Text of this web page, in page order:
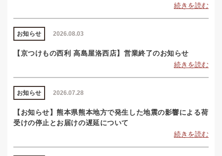
続きを読む
2026.08.03
お知らせ
【京つけもの西利 高島屋洛西店】営業終了のお知らせ
続きを読む
2026.07.28
お知らせ
【お知らせ】熊本県熊本地方で発生した地震の影響による荷
受けの停止とお届けの遅延について
続きを読む